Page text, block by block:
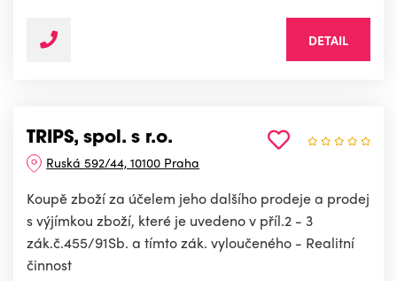
DETAIL
TRIPS, spol. s r.o.
Ruská 592/44, 10100 Praha
Koupě zboží za účelem jeho dalšího prodeje a prodej
s výjímkou zboží, které je uvedeno v příl.2 - 3
zák.č.455/91Sb. a tímto zák. vyloučeného - Realitní
činnost